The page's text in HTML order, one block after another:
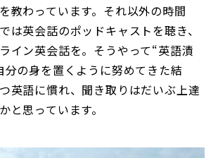
教わっています。それ以外の時間
は英会話のポッドキャストを聴き、
イン英会話を。そうやって“英語漬
分の身を置くように努めてきた結
英語に慣れ、聞き取りはだいぶ上達
と思っています。